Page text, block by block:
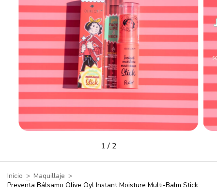
1/ 2
Inicio > Maquillaje >
Preventa Bálsamo Olive Oyl Instant Moisture Multi-Balm Stick